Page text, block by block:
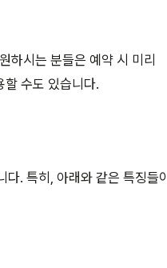
하시는 분들은 예약 시 미리
할 수도 있습니다.
. 특히, 아래와 같은 특징들이